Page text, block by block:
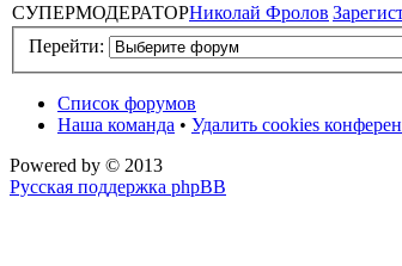
СУПЕРМОДЕРАТОРНиколай Фролов
Перейти:
Список форумов
Наша команда • Удалить cookies
Powered by © 2013
Русская поддержка phpBB